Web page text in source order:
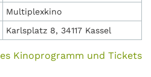
Multiplexkino
Karlsplatz 8, 34117 Kassel
Kinoprogramm und Tickets